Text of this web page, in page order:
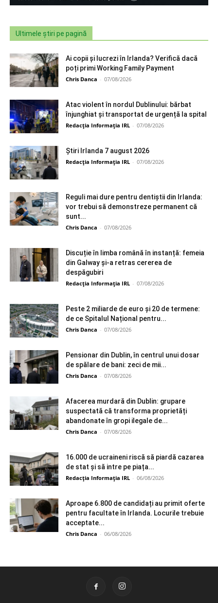
Ultimele știri pe pagină
Ai copii și lucrezi în Irlanda? Verifică dacă
poți primi Working Family Payment
Chris Danca - 07/08/2026
Atac violent în nordul Dublinului: bărbat
înjunghiat și transportat de urgență la spital
Redacția Informația IRL - 07/08/2026
Știri Irlanda 7 august 2026
Redacția Informația IRL - 07/08/2026
Reguli mai dure pentru dentiștii din Irlanda:
vor trebui să demonstreze permanent că
sunt...
Chris Danca - 07/08/2026
Discuție în limba română în instanță: femeia
din Galway și-a retras cererea de
despăgubiri
Redacția Informația IRL - 07/08/2026
Peste 2 miliarde de euro și 20 de termene:
de ce Spitalul Național pentru...
Chris Danca - 07/08/2026
Pensionar din Dublin, în centrul unui dosar
de spălare de bani: zeci de mii...
Chris Danca - 07/08/2026
Afacerea murdară din Dublin: grupare
suspectată că transforma proprietăți
abandonate în gropi ilegale de...
Chris Danca - 07/08/2026
16.000 de ucraineni riscă să piardă cazarea
de stat și să intre pe piața...
Redacția Informația IRL - 06/08/2026
Aproape 6.800 de candidați au primit oferte
pentru facultate în Irlanda. Locurile trebuie
acceptate...
Chris Danca - 06/08/2026